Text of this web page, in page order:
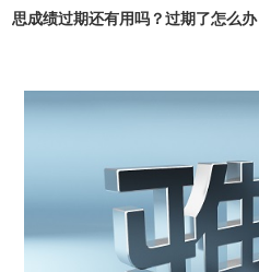
思成绩过期还有用吗？过期了怎么办